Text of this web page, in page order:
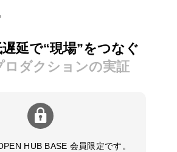
延で“現場”をつなぐ
ロダクションの実証
HUB BASE 会員限定です。